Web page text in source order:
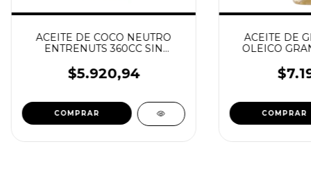
ACEITE DE COCO NEUTRO
ENTRENUTS 360CC SIN
$5.920,94
ACEITE DE
OLEICO